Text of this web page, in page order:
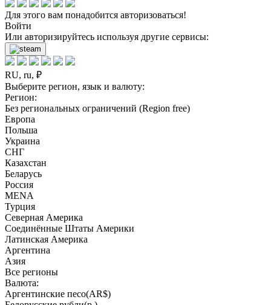
Для этого вам понадобится авторизоваться!
Войти
Или авторизируйтесь используя другие сервисы:
RU, ru, ₽
Выберите регион, язык и валюту:
Регион:
Без региональных ограничений (Region free)
Европа
Польша
Украина
СНГ
Казахстан
Беларусь
Россия
MENA
Турция
Северная Америка
Соединённые Штаты Америки
Латинская Америка
Аргентина
Азия
Все регионы
Валюта:
Аргентинские песо(AR$)